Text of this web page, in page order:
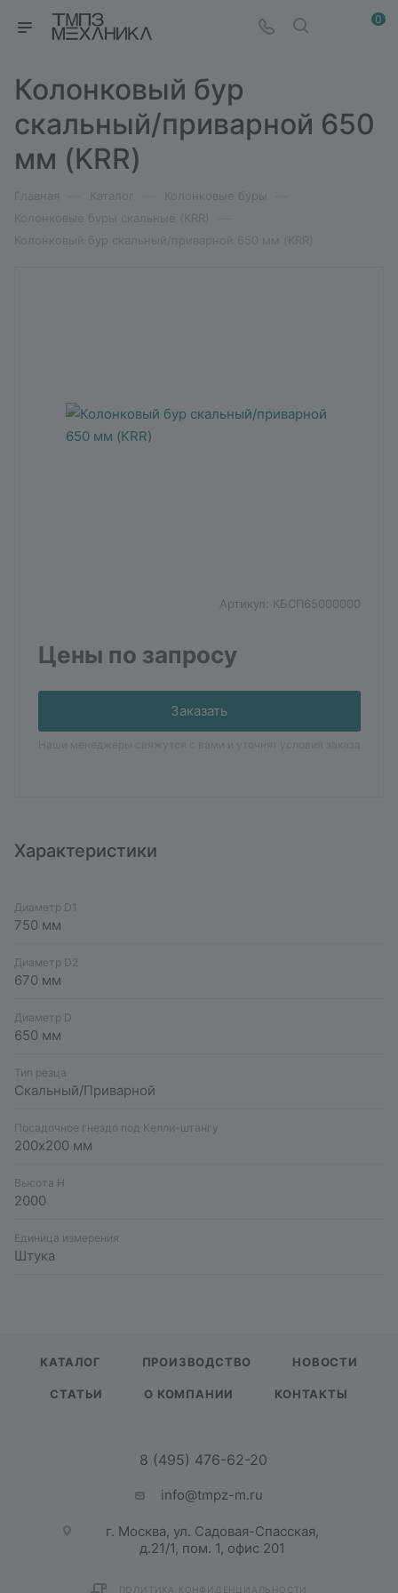
0
Колонковый бур
скальный/приварной 650
мм (KRR)
Артикул: КБСП65000000
Цены по запросу
Заказать
Характеристики
Диаметр D1
750 мм
Диаметр D2
670 мм
Диаметр D
650 мм
Тип резца
Скальный/Приварной
Посадочное гнездо под Келли-штангу
200х200 мм
Высота H
2000
Единица измерения
Штука
КАТАЛОГ ПРОИЗВОДСТВО НОВОСТИ
СТАТЬИ О КОМПАНИИ КОНТАКТЫ
8 (495) 476-62-20
info@tmpz-m.ru
г. Москва, ул. Садовая-Спасская,
д.21/1, пом. 1, офис 201
ПОЛИТИКА КОНФИДЕНЦИАЛЬНОСТИ